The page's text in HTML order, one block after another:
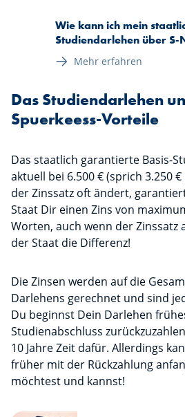
Wie kann ich mein
Studiendarlehen über
Mehr erfahren
Das Studiendarlehen
Spuerkeess-Vorteile
Das staatlich garantierte Basis-
aktuell bei 6.500 € (sprich 3.250
der Zinssatz oft ändert,
Staat Dir einen Zins von
Worten, auch wenn der
der Staat die Differenz!
Die Zinsen werden auf die
Darlehens gerechnet und sind
Du beginnst Dein Darlehen
Studienabschluss
10 Jahre Zeit dafür. Allerdings
früher mit der Rückzahlung
möchtest und kannst!